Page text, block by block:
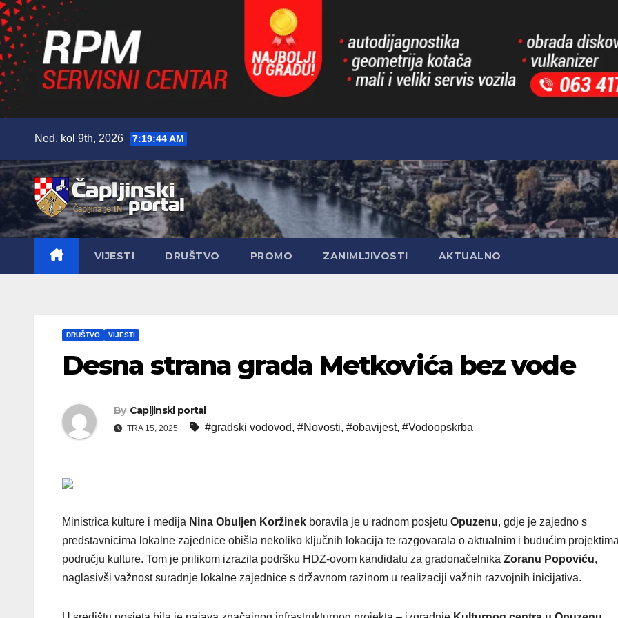
content
Ned. kol 9th, 2026 7:19:46 AM
VIJESTI DRUŠTVO PROMO ZANIMLJIVOSTI AKTUALNO
DRUŠTVO VIJESTI
Desna strana grada Metkovića bez vode
By Capljinski portal
TRA 15, 2025 #gradski vodovod, #Novosti, #obavijest, #Vodoopskrba
Ministrica kulture i medija Nina Obuljen Koržinek boravila je u radnom posjetu Opuzenu, gdje je zajedno s
predstavnicima lokalne zajednice obišla nekoliko ključnih lokacija te razgovarala o aktualnim i budućim
području kulture. Tom je prilikom izrazila podršku HDZ-ovom kandidatu za gradonačelnika Zoranu Popoviću,
naglasivši važnost suradnje lokalne zajednice s državnom razinom u realizaciji važnih razvojnih inicijativa.